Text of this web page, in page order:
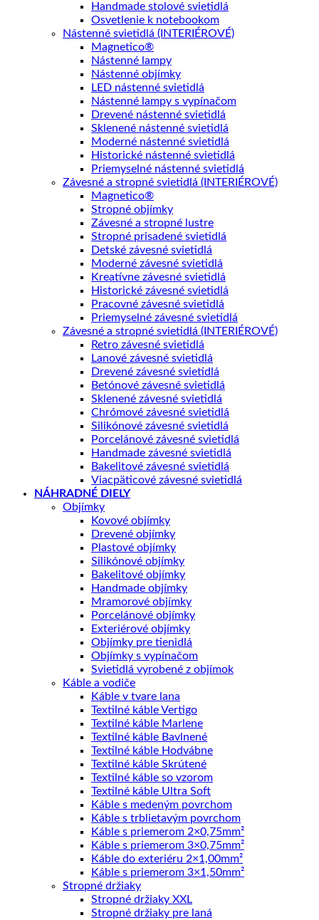
Handmade stolové svietidlá
Osvetlenie k notebookom
Nástenné svietidlá (INTERIÉROVÉ)
Magnetico®
Nástenné lampy
Nástenné objímky
LED nástenné svietidlá
Nástenné lampy s vypínačom
Drevené nástenné svietidlá
Sklenené nástenné svietidlá
Moderné nástenné svietidlá
Historické nástenné svietidlá
Priemyselné nástenné svietidlá
Závesné a stropné svietidlá (INTERIÉROVÉ)
Magnetico®
Stropné objímky
Závesné a stropné lustre
Stropné prisadené svietidlá
Detské závesné svietidlá
Moderné závesné svietidlá
Kreatívne závesné svietidlá
Historické závesné svietidlá
Pracovné závesné svietidlá
Priemyselné závesné svietidlá
Závesné a stropné svietidlá (INTERIÉROVÉ)
Retro závesné svietidlá
Lanové závesné svietidlá
Drevené závesné svietidlá
Betónové závesné svietidlá
Sklenené závesné svietidlá
Chrómové závesné svietidlá
Silikónové závesné svietidlá
Porcelánové závesné svietidlá
Handmade závesné svietidlá
Bakelitové závesné svietidlá
Viacpäticové závesné svietidlá
NÁHRADNÉ DIELY
Objímky
Kovové objímky
Drevené objímky
Plastové objímky
Silikónové objímky
Bakelitové objímky
Handmade objímky
Mramorové objímky
Porcelánové objímky
Exteriérové objímky
Objímky pre tienidlá
Objímky s vypínačom
Svietidlá vyrobené z objímok
Káble a vodiče
Káble v tvare lana
Textilné káble Vertigo
Textilné káble Marlene
Textilné káble Bavlnené
Textilné káble Hodvábne
Textilné káble Skrútené
Textilné káble so vzorom
Textilné káble Ultra Soft
Káble s medeným povrchom
Káble s trblietavým povrchom
Káble s priemerom 2×0,75mm²
Káble s priemerom 3×0,75mm²
Káble do exteriéru 2×1,00mm²
Káble s priemerom 3×1,50mm²
Stropné držiaky
Stropné držiaky XXL
Stropné držiaky pre laná